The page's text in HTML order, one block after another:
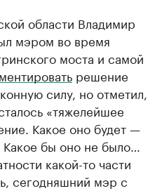
области Владимир
мэром во время
моста и самой
решение
силу, но отметил,
«тяжелейшее
Какое оно будет —
бы оно не было…
какой-то части
сегодняшний мэр с